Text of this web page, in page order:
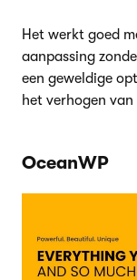
Het werkt goed
aanpassing
een geweldige
het verhogen
OceanWP